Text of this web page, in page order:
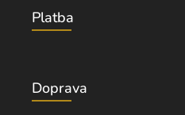
Platba
Doprava